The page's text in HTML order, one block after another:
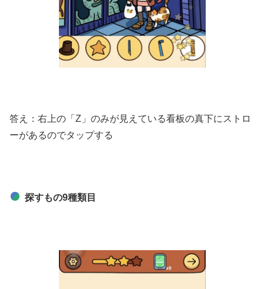
答え：右上の「Z」のみが見えている看板の真下にストロ
ーがあるのでタップする
探すもの9種類目